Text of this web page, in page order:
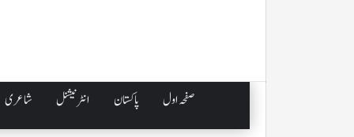
صفحہ اول پاکستان انٹرنیشنل شاعری